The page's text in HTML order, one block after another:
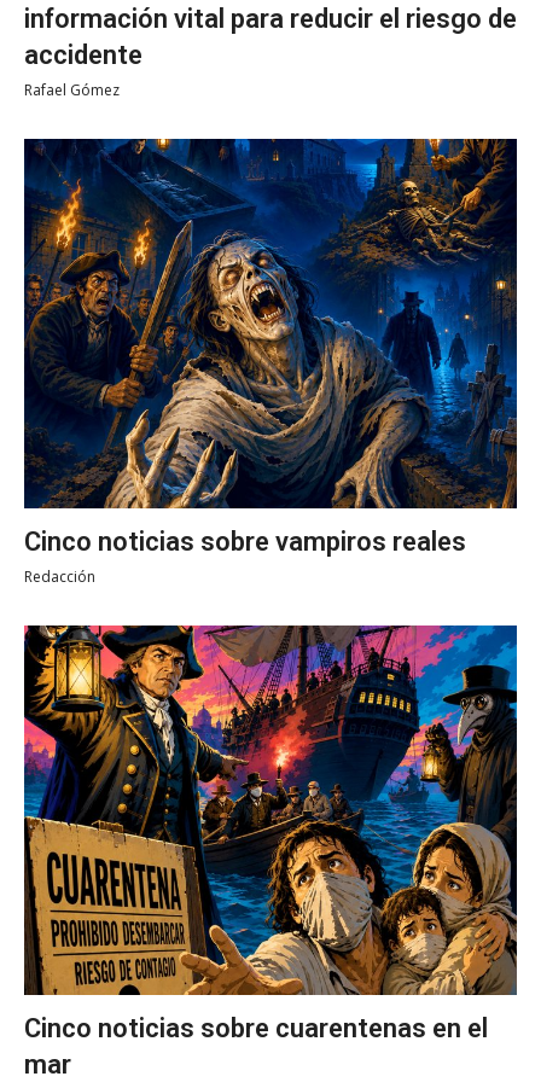
información vital para reducir el riesgo de
accidente
Rafael Gómez
Cinco noticias sobre vampiros reales
Redacción
Cinco noticias sobre cuarentenas en el
mar